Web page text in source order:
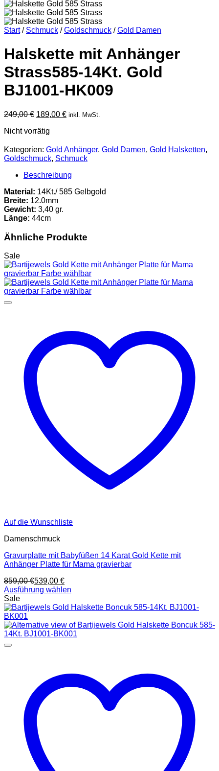
Start / Schmuck / Goldschmuck / Gold Damen
Halskette mit Anhänger
Strass585-14Kt. Gold
BJ1001-HK009
249,00€ Ursprünglicher
war:
189,00 €Aktueller
inkl. MwSt.
Nicht vorrätig
Kategorien: Gold Anhänger, Gold Damen, Gold Halsketten,
Goldschmuck, Schmuck
Beschreibung
Material: 14Kt./ 585 Gelbgold
Breite: 12.0mm
Gewicht: 3,40 gr.
Länge: 44cm
Ähnliche Produkte
Sale
Auf die Wunschliste
Damenschmuck
Gravurplatte mit Babyfüßen 14 Karat Gold Kette mit
Anhänger Platte für Mama gravierbar
859,00€539,00 €
Ausführung wählen
Dieses
Produkt
weist
mehrere
Varianten
auf.
Produktseite
gewählt
werden
Sale